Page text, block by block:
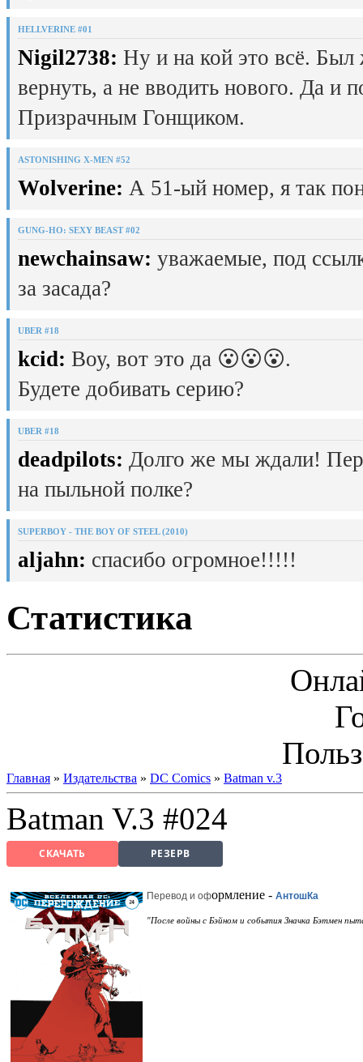
HELLVERINE #01
Nigil2738: Ну и на кой это всё.
вернуть, а не вводить нового. Да и
Призрачным Гонщиком.
ASTONISHING X-MEN #52
Wolverine: А 51-ый номер, я так
GUNG-HO: SEXY BEAST #02
newchainsaw: уважаемые, под
за засада?
UBER #18
kcid: Воу, вот это да 😮😮😮.
Будете добивать серию?
UBER #18
deadpilots: Долго же мы ждали!
на пыльной полке?
SUPERBOY - THE BOY OF STEEL (2010)
aljahn: спасибо огромное!!!!!
Статистика
Главная » Издательства » DC Comics » Batman v.3
Batman V.3 #024
СКАЧАТЬ РЕЗЕРВ
Перевод и оформление - АнтошКа
"После войны с Бэйном и события Значка Бэтмен